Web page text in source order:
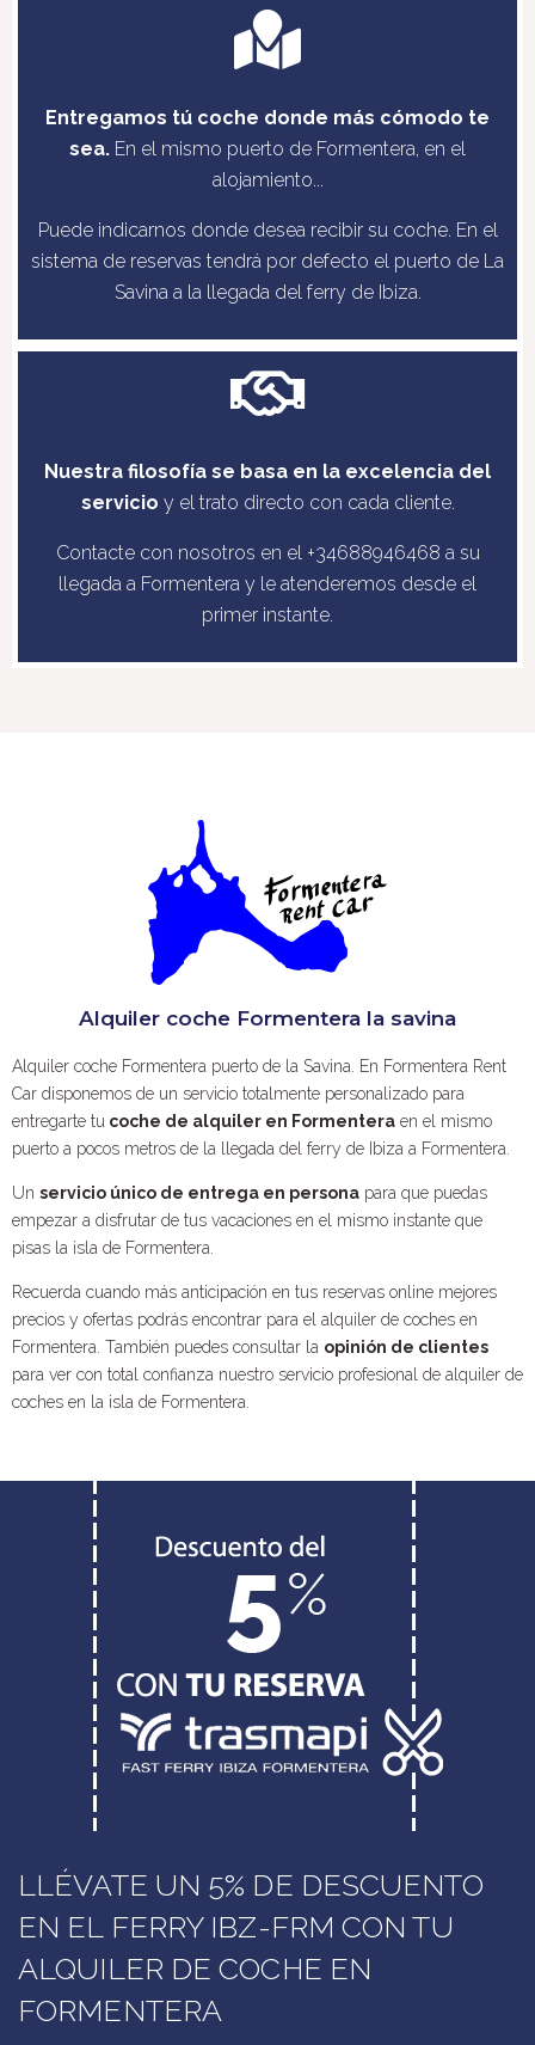
Entregamos tú coche donde más cómodo te
sea. En el mismo puerto de Formentera, en el
alojamiento...
Puede indicarnos donde desea recibir su coche. En el
sistema de reservas tendrá por defecto el puerto de La
Savina a la llegada del ferry de Ibiza.
Nuestra filosofía se basa en la excelencia del
servicio y el trato directo con cada cliente.
Contacte con nosotros en el +34688946468 a su
llegada a Formentera y le atenderemos desde el
primer instante.
Alquiler coche Formentera la savina
Alquiler coche Formentera puerto de la Savina. En Formentera Rent
Car disponemos de un servicio totalmente personalizado para
entregarte tu coche de alquiler en Formentera en el mismo
puerto a pocos metros de la llegada del ferry de Ibiza a Formentera.
Un servicio único de entrega en persona para que puedas
empezar a disfrutar de tus vacaciones en el mismo instante que
pisas la isla de Formentera.
Recuerda cuando más anticipación en tus reservas online mejores
precios y ofertas podrás encontrar para el alquiler de coches en
Formentera. También puedes consultar la opinión de clientes
para ver con total confianza nuestro servicio profesional de alquiler de
coches en la isla de Formentera.
LLÉVATE UN 5% DE DESCUENTO
EN EL FERRY IBZ-FRM CON TU
ALQUILER DE COCHE EN
FORMENTERA